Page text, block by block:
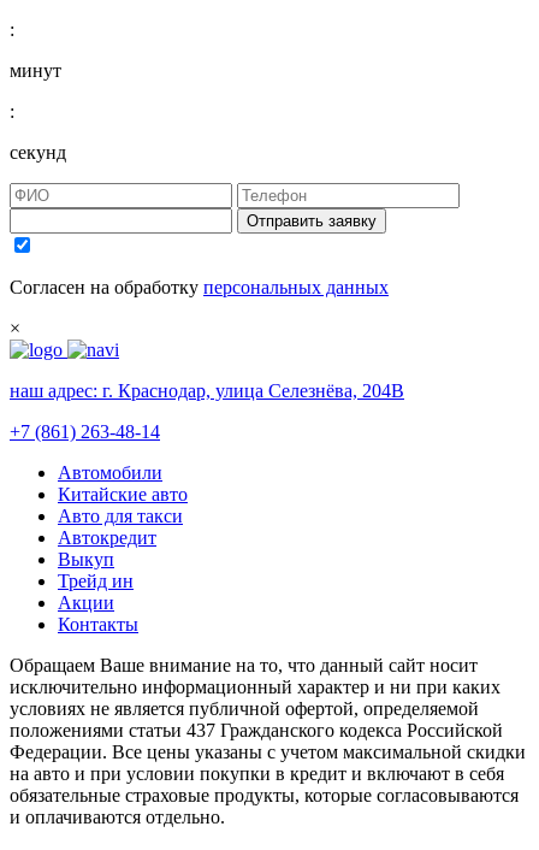
:
минут
:
секунд
Отправить заявку
Согласен на обработку персональных данных
×
наш адрес: г. Краснодар, улица Селезнёва, 204В
+7 (861) 263-48-14
Автомобили
Китайские авто
Авто для такси
Автокредит
Выкуп
Трейд ин
Акции
Контакты
Обращаем Ваше внимание на то, что данный сайт носит
исключительно информационный характер и ни при каких
условиях не является публичной офертой, определяемой
положениями статьи 437 Гражданского кодекса Российской
Федерации. Все цены указаны с учетом максимальной скидки
на авто и при условии покупки в кредит и включают в себя
обязательные страховые продукты, которые согласовываются
и оплачиваются отдельно.